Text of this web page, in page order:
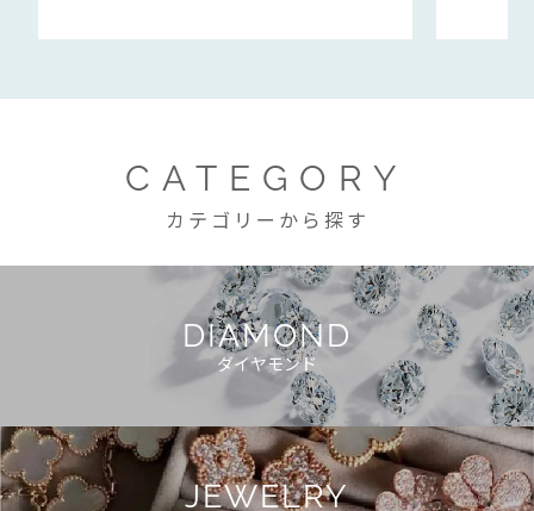
CATEGORY
カテゴリーから探す
DIAMOND
ダイヤモンド
JEWELRY